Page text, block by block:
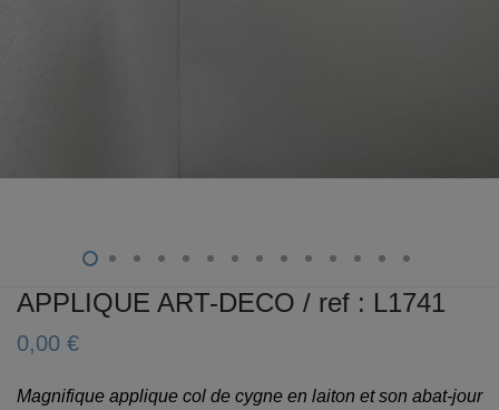
APPLIQUE ART-DECO / ref : L1741
0,00 €
Magnifique applique col de cygne en laiton et son abat-jour